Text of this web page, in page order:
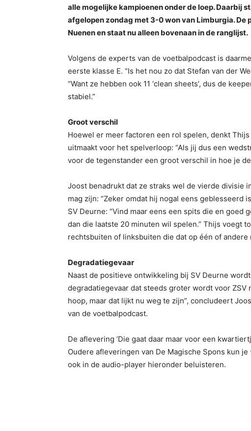
alle mogelijke kampioenen onder de loep. Daarbij
afgelopen zondag met 3-0 won van Limburgia. De
Nuenen en staat nu alleen bovenaan in de ranglijst.
Volgens de experts van de voetbalpodcast is
eerste klasse E. “Is het nou zo dat Stefan van der
“Want ze hebben ook 11 ‘clean sheets’, dus de
stabiel.”
Groot verschil
Hoewel er meer factoren een rol spelen, denkt
uitmaakt voor het spelverloop: “Als jij dus een
voor de tegenstander een groot verschil in hoe je
Joost benadrukt dat ze straks wel de vierde divisie
mag zijn: “Zeker omdat hij nogal eens geblesseerd
SV Deurne: “Vind maar eens een spits die en goed
dan die laatste 20 minuten wil spelen.” Thijs voegt
rechtsbuiten of linksbuiten die dat op één of andere
Degradatiegevaar
Naast de positieve ontwikkeling bij SV Deurne
degradatiegevaar dat steeds groter wordt voor ZSV
hoop, maar dat lijkt nu weg te zijn”, concludeert
van de voetbalpodcast.
De aflevering ‘Die gaat daar maar voor een
Oudere afleveringen van De Magische Spons kun je
ook in de audio-player hieronder beluisteren.